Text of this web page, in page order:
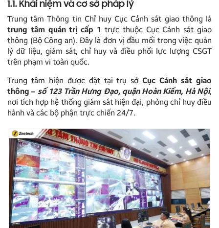
1.1. Khái niệm và cơ sở pháp lý
Trung tâm Thông tin Chỉ huy Cục Cảnh sát giao thông là
trung tâm quản trị cấp 1 trực thuộc Cục Cảnh sát giao
thông (Bộ Công an). Đây là đơn vị đầu mối trong việc quản
lý dữ liệu, giám sát, chỉ huy và điều phối lực lượng CSGT
trên phạm vi toàn quốc.
Trung tâm hiện được đặt tại trụ sởCục Cảnh sát giao
thông – số 123 Trần Hưng Đạo, quận Hoàn Kiếm, Hà Nội,
nơi tích hợp hệ thống giám sát hiện đại, phòng chỉ huy điều
hành và các bộ phận trực chiến 24/7.